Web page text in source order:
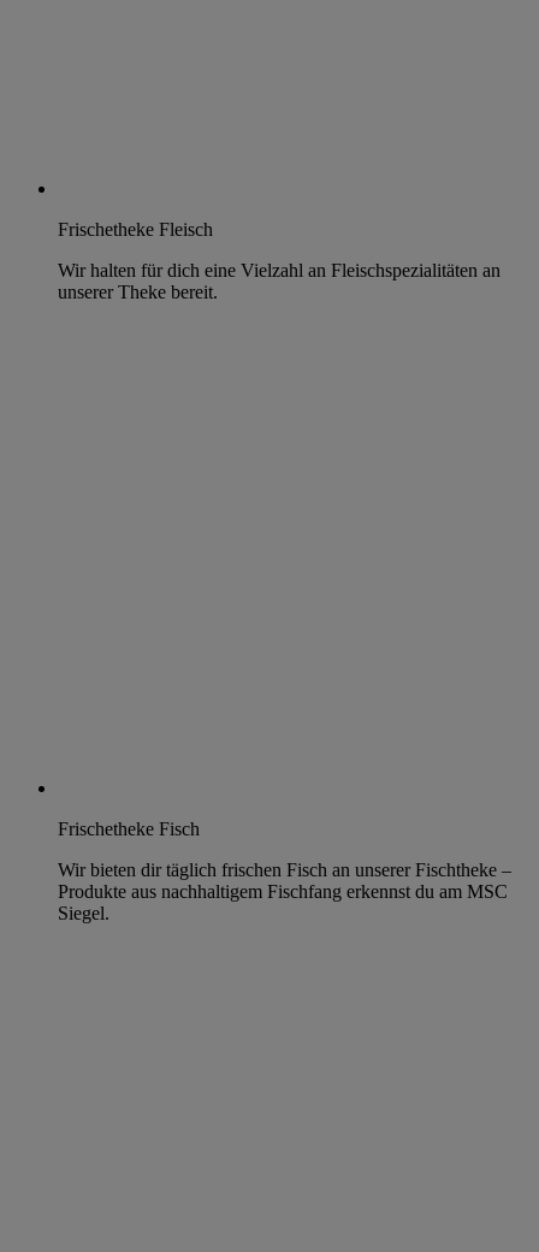
Frischetheke Fleisch
Wir halten für dich eine Vielzahl an Fleischspezialitäten an
unserer Theke bereit.
Frischetheke Fisch
Wir bieten dir täglich frischen Fisch an unserer Fischtheke –
Produkte aus nachhaltigem Fischfang erkennst du am MSC
Siegel.